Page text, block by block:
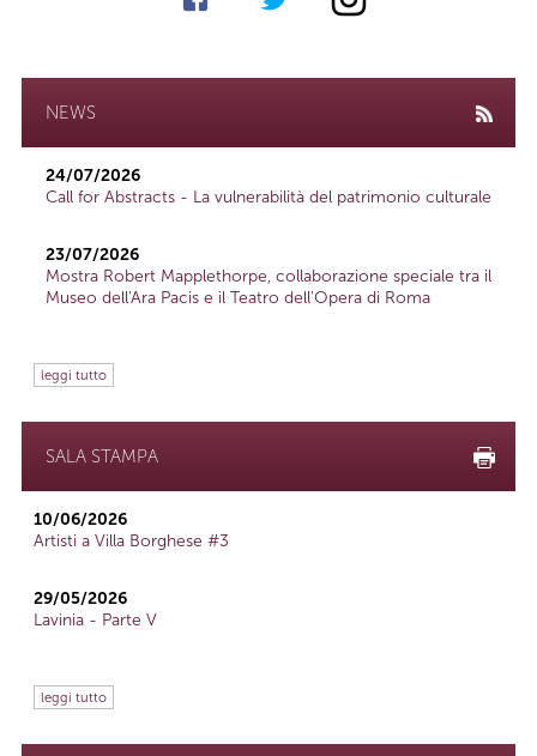
NEWS
24/07/2026
Call for Abstracts - La vulnerabilità del patrimonio culturale
23/07/2026
Mostra Robert Mapplethorpe, collaborazione speciale tra il
Museo dell'Ara Pacis e il Teatro dell'Opera di Roma
leggi tutto
SALA STAMPA
10/06/2026
Artisti a Villa Borghese #3
29/05/2026
Lavinia - Parte V
leggi tutto